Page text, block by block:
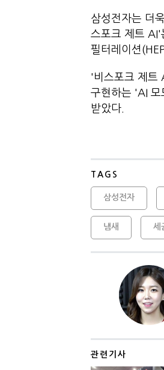
삼성전자는 더
스포크 제트 AI'
필터레이션
'비스포크 제트
구현하는 'AI 모
받았다.
TAGS
삼성전자
냄새 세
관련기사